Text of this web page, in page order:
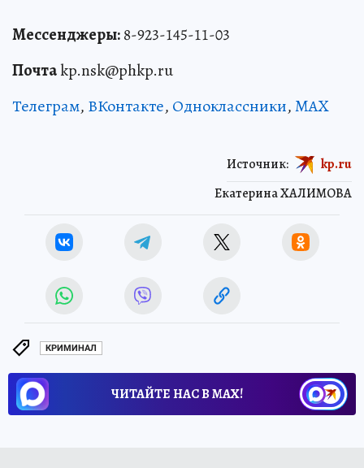
Мессенджеры:8-923-145-11-03
Почтаkp.nsk@phkp.ru
Телеграм, ВКонтакте, Одноклассники,MAX
Екатерина ХАЛИМОВА
Источник: kp.ru
КРИМИНАЛ
ЧИТАЙТЕ НАС В МАХ!